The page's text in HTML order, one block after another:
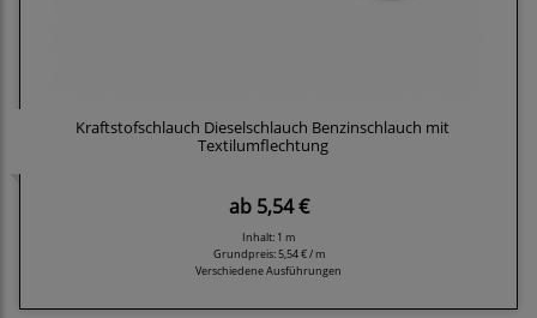
Kraftstofschlauch Dieselschlauch Benzinschlauch mit
Textilumflechtung
ab5,54 €
Inhalt: 1 m
Grundpreis:5,54 € / m
Verschiedene Ausführungen